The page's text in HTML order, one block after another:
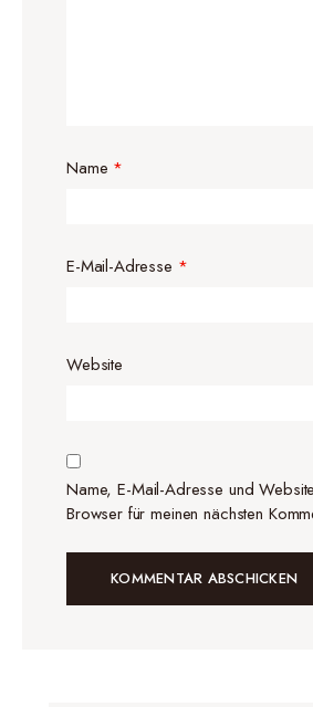
Name *
E-Mail-Adresse *
Website
Name, E-Mail-Adresse und
Browser für meinen nächsten